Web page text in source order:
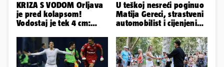
KRIZA S VODOM Orljava
je pred kolapsom!
Vodostaj je tek 4 cm:
dobro'
U teškoj nesreći poginuo
Matija Gereci, strastveni
automobilist i cijenjeni